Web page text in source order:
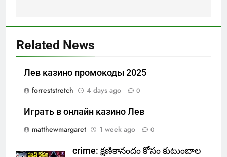
Related News
Лев казино промокоды 2025
forreststretch
4 days ago 0
Играть в онлайн казино Лев
matthewmargaret
1 week ago 0
crime: క్షణికానందం కోసం కుటుంబాల